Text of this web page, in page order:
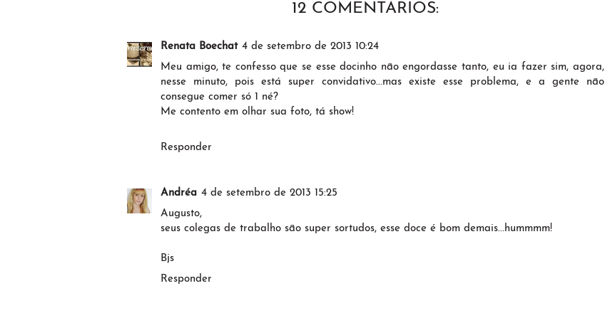
12 COMENTÁRIOS:
Renata Boechat 4 de setembro de 2013 10:24
Meu amigo, te confesso que se esse docinho não engordasse tanto, eu ia fazer sim, agora,
nesse minuto, pois está super convidativo...mas existe esse problema, e a gente não
consegue comer só 1 né?
Me contento em olhar sua foto, tá show!
Responder
Andréa 4 de setembro de 2013 15:25
Augusto,
seus colegas de trabalho são super sortudos, esse doce é bom demais...hummmm!
Bjs
Responder